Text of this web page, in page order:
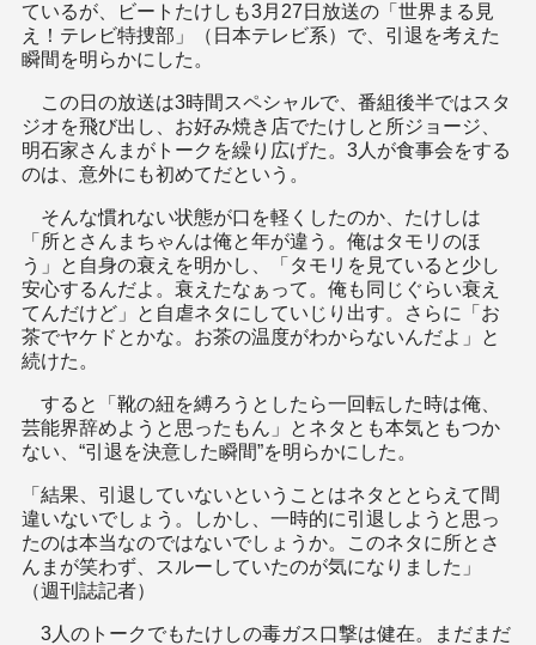
ているが、ビートたけしも3月27日放送の「世界まる見
え！テレビ特捜部」（日本テレビ系）で、引退を考えた
瞬間を明らかにした。
この日の放送は3時間スペシャルで、番組後半ではスタ
ジオを飛び出し、お好み焼き店でたけしと所ジョージ、
明石家さんまがトークを繰り広げた。3人が食事会をする
のは、意外にも初めてだという。
そんな慣れない状態が口を軽くしたのか、たけしは
「所とさんまちゃんは俺と年が違う。俺はタモリのほ
う」と自身の衰えを明かし、「タモリを見ていると少し
安心するんだよ。衰えたなぁって。俺も同じぐらい衰え
てんだけど」と自虐ネタにしていじり出す。さらに「お
茶でヤケドとかな。お茶の温度がわからないんだよ」と
続けた。
すると「靴の紐を縛ろうとしたら一回転した時は俺、
芸能界辞めようと思ったもん」とネタとも本気ともつか
ない、“引退を決意した瞬間”を明らかにした。
「結果、引退していないということはネタととらえて間
違いないでしょう。しかし、一時的に引退しようと思っ
たのは本当なのではないでしょうか。このネタに所とさ
んまが笑わず、スルーしていたのが気になりました」
（週刊誌記者）
3人のトークでもたけしの毒ガス口撃は健在。まだまだ